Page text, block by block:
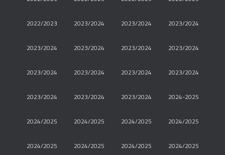
2022/2023 2023/2024 2023/2024 2023/2024
2023/2024 2023/2024 2023/2024 2023/2024
2023/2024 2023/2024 2023/2024 2023/2024
2023/2024 2023/2024 2023/2024 2024-2025
2024/2025 2024/2025 2024/2025 2024/2025
2024/2025 2024/2025 2024/2025 2024/2025